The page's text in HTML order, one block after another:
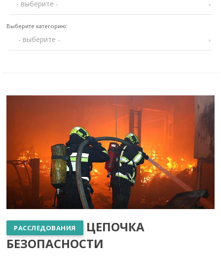
▼
▼
Выберите категорию:
РАССЛЕДОВАНИЯ
ЦЕПОЧКА
БЕЗОПАСНОСТИ